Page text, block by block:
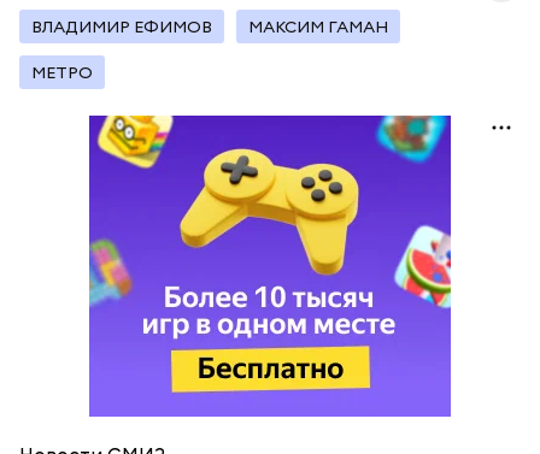
ВЛAДИМИР ЕФИМОВ МАКСИМ ГАМАН
МЕТРО
В программу реновации могут попасть:
Девелопером проекта выступает ГК «Галс-
Девелопмент», добавляет пресс-служба
департамента градостроительной политики.